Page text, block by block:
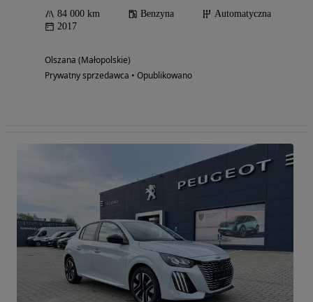
84 000 km Benzyna
Automatyczna
2017
Olszana (Małopolskie)
Prywatny sprzedawca • Opublikowano